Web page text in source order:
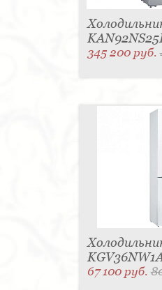
345 200 руб.
67 100 руб.